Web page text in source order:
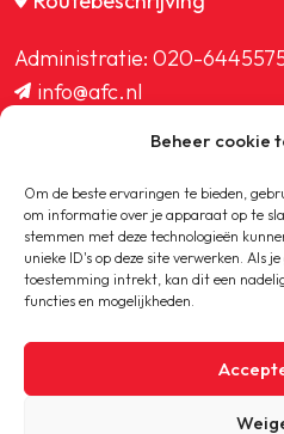
Beheer cookie
Om de beste ervaringen te bieden,
om informatie over je apparaat op te
stemmen met deze technologieën
unieke ID's op deze site verwerken. Als
toestemming intrekt, kan dit een
functies en mogelijkheden.
Administratie: 020-
info@afc.nl
Copyright © 2020-2026 AFC
Privacybeleid